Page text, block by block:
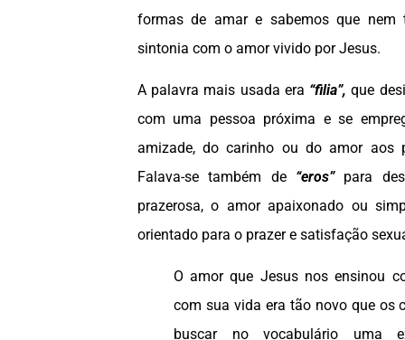
formas de amar e sabemos que nem
sintonia com o amor vivido por Jesus.
A palavra mais usada era “filia”,que
com uma pessoa próxima e se
amizade, do carinho ou do amor aos
Falava-se também de “eros”para
prazerosa, o amor apaixonado ou
orientado para o prazer e satisfação
O amor que Jesus nos ensinou
com sua vida era tão novo que os
buscar no vocabulário uma